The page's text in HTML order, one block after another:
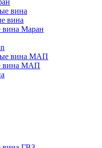
вина
вина
вина Маран
вина МАП
вина МАП